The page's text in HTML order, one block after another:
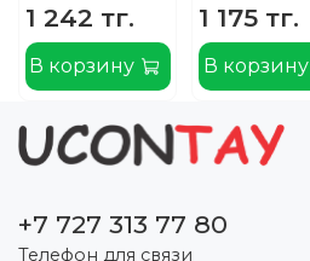
1 242 тг.
В корзину
1 175 тг.
В корзину
+7 727 313 77 80
Телефон для связи